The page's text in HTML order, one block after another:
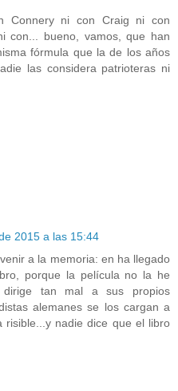
Connery ni con Craig ni con
con... bueno, vamos, que han
fórmula que la de los años
las considera patrioteras ni
2015 a las 15:44
a la memoria: en ha llegado
porque la película no la he
tan mal a sus propios
alemanes se los cargan a
risible...y nadie dice que el libro